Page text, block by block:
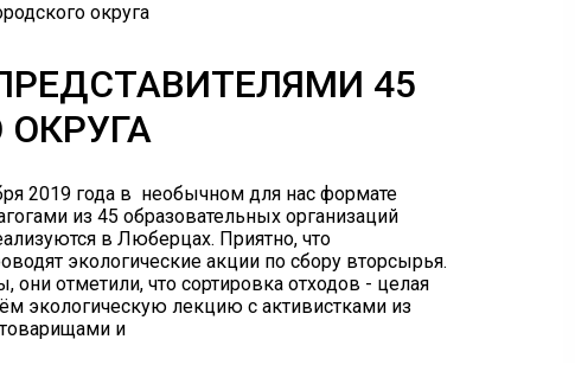
округа
45
2019 года в необычном для нас формате
из 45 образовательных организаций
в Люберцах. Приятно, что
экологические акции по сбору вторсырья.
отметили, что сортировка отходов - целая
экологическую лекцию с активистками из
и